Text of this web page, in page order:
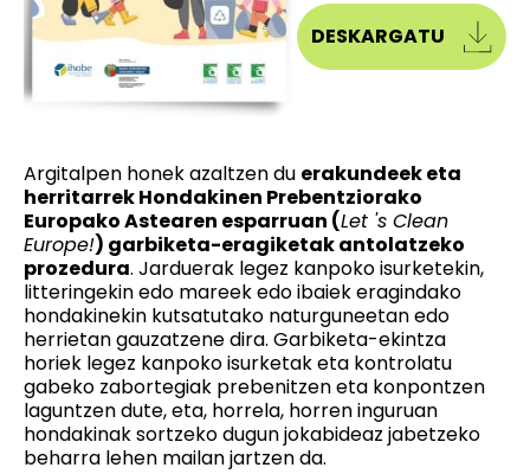
DESKARGATU
Argitalpen honek azaltzen du erakundeek eta
herritarrekHondakinen Prebentziorako
Europako Astearen esparruan (Let 's Clean
Europe!) garbiketa-eragiketak antolatzeko
prozedura. Jarduerak legez kanpoko isurketekin,
litteringekin edo mareek edo ibaiek eragindako
hondakinekin kutsatutako naturguneetan edo
herrietan gauzatzene dira. Garbiketa-ekintza
horiek legez kanpoko isurketak eta kontrolatu
gabeko zabortegiak prebenitzen eta konpontzen
laguntzen dute, eta, horrela, horren inguruan
hondakinak sortzeko dugun jokabideaz jabetzeko
beharra lehen mailan jartzen da.